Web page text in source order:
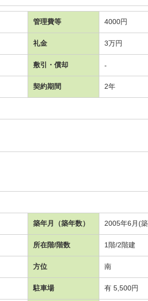
管理費等 4000円
礼金 3万円
敷引・償却 -
契約期間 2年
築年月（築年数） 2005年6月(
所在階/階数 1階/2階建
方位 南
駐車場 有 5,500円